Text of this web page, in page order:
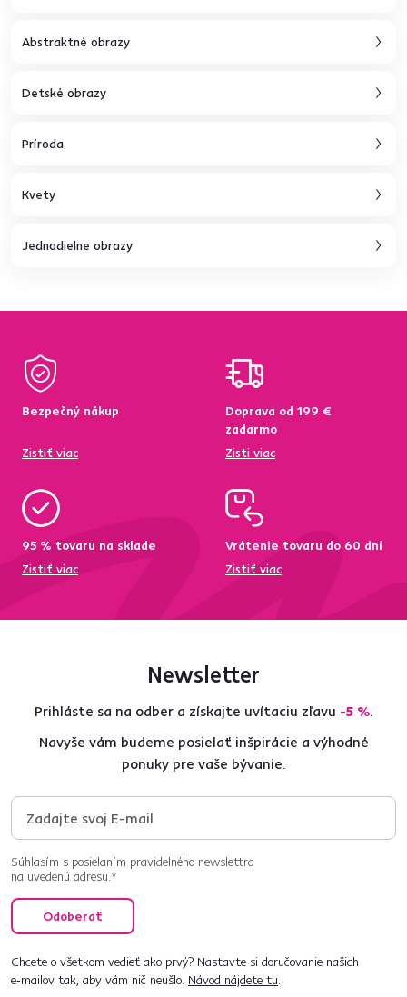
Abstraktné obrazy
Detské obrazy
Príroda
Kvety
Jednodielne obrazy
Bezpečný nákup
Zistiť viac
Doprava od 199 €
zadarmo
Zisti viac
95 % tovaru na sklade
Zistiť viac
Vrátenie tovaru do 60 dní
Zistiť viac
Newsletter
Prihláste sa na odber a získajte uvítaciu zľavu -5 %.
Navyše vám budeme posielať inšpirácie a výhodné
ponuky pre vaše bývanie.
Súhlasím s posielaním pravidelného newslettra
na uvedenú adresu.*
Odoberať
Chcete o všetkom vedieť ako prvý? Nastavte si doručovanie našich
e‑mailov tak, aby vám nič neušlo. Návod nájdete tu.